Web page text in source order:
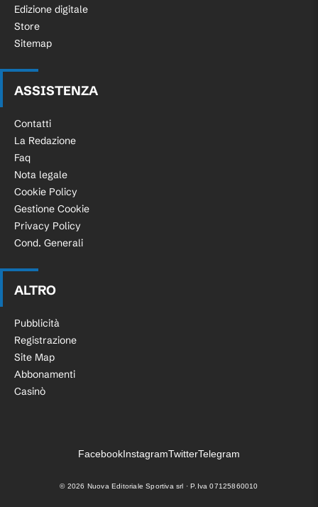
Edizione digitale
Store
Sitemap
ASSISTENZA
Contatti
La Redazione
Faq
Nota legale
Cookie Policy
Gestione Cookie
Privacy Policy
Cond. Generali
ALTRO
Pubblicità
Registrazione
Site Map
Abbonamenti
Casinò
FacebookInstagramTwitterTelegram
© 2026 Nuova Editoriale Sportiva srl · P.Iva 07125860010